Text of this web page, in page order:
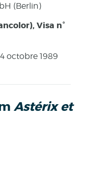
(Berlin)
Visa n°
4 octobre 1989
Astérix et